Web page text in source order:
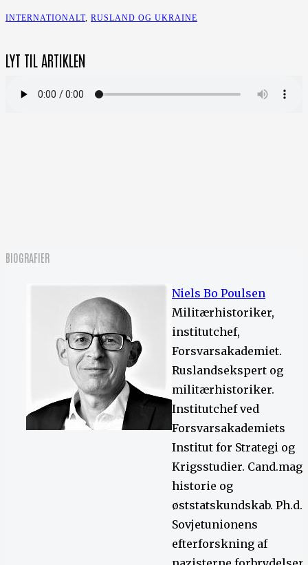
INTERNATIONALT, RUSLAND OG UKRAINE
LYT TIL ARTIKLEN
BIOGRAFIER
Niels Bo Poulsen
Militærhistoriker,
institutchef,
Forsvarsakademiet.
Ruslandsekspert og
militærhistoriker.
Institutchef ved
Forsvarsakademiets
Institut for Strategi og
Krigsstudier.
historie og
øststatskundskab. Ph.d.
Sovjetunionens
efterforskning af